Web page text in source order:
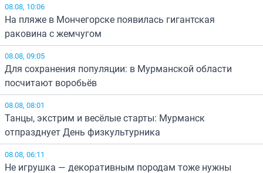
08.08, 10:06
На пляже в Мончегорске появилась гигантская
раковина с жемчугом
08.08, 09:05
Для сохранения популяции: в Мурманской области
посчитают воробьёв
08.08, 08:01
Танцы, экстрим и весёлые старты: Мурманск
отпразднует День физкультурника
08.08, 06:11
Не игрушка — декоративным породам тоже нужны